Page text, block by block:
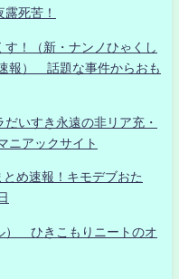
死苦！
！（新・ナンノひゃくし
報） 話題な事件からおも
いすき永遠の非リア充・
ニアックサイト
め速報！キモデブおた
） ひきこもりニートのオ